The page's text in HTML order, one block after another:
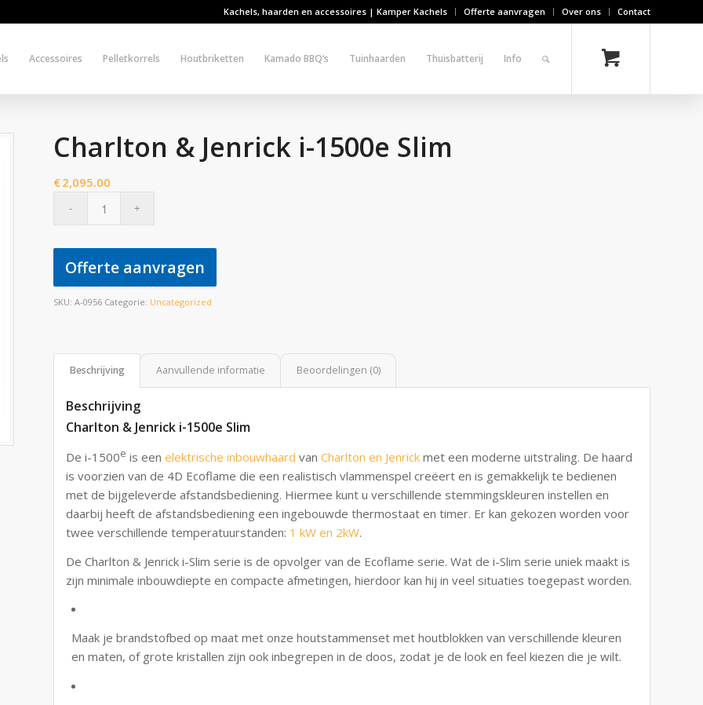
Kachels, haarden en accessoires | Kamper Kachels Offerte aanvragen Over ons Contact
Accessoires Pelletkorrels Houtbriketten Kamado BBQ’s Tuinhaarden Thuisbatterij Info
Charlton & Jenrick i-1500e Slim
€2,095.00
Offerte aanvragen
SKU:A-0956 Categorie: Uncategorized
Beschrijving Aanvullende informatie Beoordelingen (0)
Beschrijving
Charlton & Jenrick i-1500e Slim
De i-1500e is eenelektrische inbouwhaard vanCharlton en Jenrick met een moderne uitstraling. De haard
is voorzien van de 4D Ecoflame die een realistisch vlammenspel creëert en is gemakkelijk te bedienen
met de bijgeleverde afstandsbediening. Hiermee kunt u verschillende stemmingskleuren instellen en
daarbij heeft de afstandsbediening een ingebouwde thermostaat en timer. Er kan gekozen worden voor
twee verschillende temperatuurstanden: 1 kW en 2kW.
De Charlton & Jenrick i-Slim serie is de opvolger van de Ecoflame serie. Wat de i-Slim serie uniek maakt is
zijn minimale inbouwdiepte en compacte afmetingen, hierdoor kan hij in veel situaties toegepast worden.
Maak je brandstofbed op maat met onze houtstammenset met houtblokken van verschillende kleuren
en maten, of grote kristallen zijn ook inbegrepen in de doos, zodat je de look en feel kiezen die je wilt.